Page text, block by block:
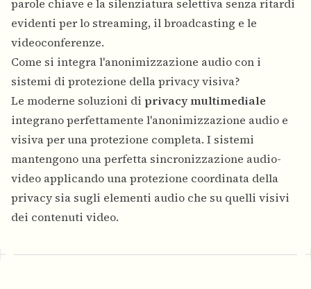
parole chiave e la silenziatura selettiva senza ritardi
evidenti per lo streaming, il broadcasting e le
videoconferenze.
Come si integra l'anonimizzazione audio con i
sistemi di protezione della privacy visiva?
Le moderne soluzioni di privacy multimediale
integrano perfettamente l'anonimizzazione audio e
visiva per una protezione completa. I sistemi
mantengono una perfetta sincronizzazione audio-
video applicando una protezione coordinata della
privacy sia sugli elementi audio che su quelli visivi
dei contenuti video.